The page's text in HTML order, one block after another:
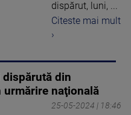
dispărut, luni, ...
Citeste mai mult
›
dispărută din
urmărire naţională
25-05-2024 | 18:46